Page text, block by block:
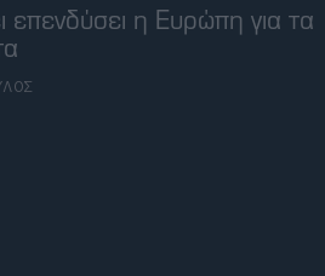
επενδύσει η Ευρώπη για τα